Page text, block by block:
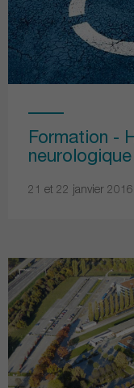
Formation -
21 et 22 janvier